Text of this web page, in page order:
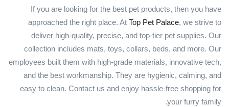
If you are looking for the best pet products, then you have
approached the right place. At Top Pet Palace, we strive to
deliver high-quality, precise, and top-tier pet supplies. Our
collection includes mats, toys, collars, beds, and more. Our
employees built them with high-grade materials, innovative tech,
and the best workmanship. They are hygienic, calming, and
easy to clean. Contact us and enjoy hassle-free shopping for
your furry family.